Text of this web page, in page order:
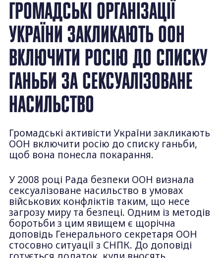
ГРОМАДСЬКІ ОРГАНІЗАЦІЇ
УКРАЇНИ ЗАКЛИКАЮТЬ ООН
ВКЛЮЧИТИ РОСІЮ ДО СПИСКУ
ГАНЬБИ ЗА СЕКСУАЛІЗОВАНЕ
НАСИЛЬСТВО
Громадські активісти України закликають
ООН включити росію до списку ганьби,
щоб вона понесла покарання.
У 2008 році Рада безпеки ООН визнала
сексуалізоване насильство в умовах
військових конфліктів таким, що несе
загрозу миру та безпеці. Одним із методів
боротьби з цим явищем є щорічна
доповідь Генерального секретаря ООН
стосовно ситуації з СНПК. До доповіді